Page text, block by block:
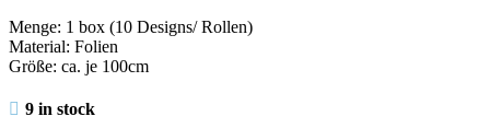
Menge: 1 box (10 Designs/ Rollen)
Material: Folien
Größe: ca. je 100cm
9 in stock